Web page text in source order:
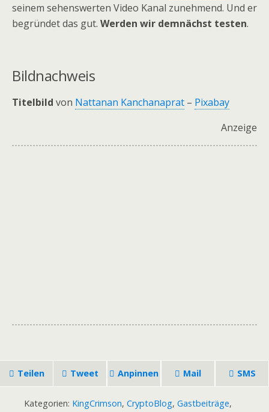
seinem sehenswerten Video Kanal zunehmend. Und er
begründet das gut. Werden wir demnächst testen.
Bildnachweis
Titelbild von Nattanan Kanchanaprat – Pixabay
Anzeige
Teilen Tweet Anpinnen Mail SMS
Kategorien: KingCrimson, CryptoBlog, Gastbeiträge,